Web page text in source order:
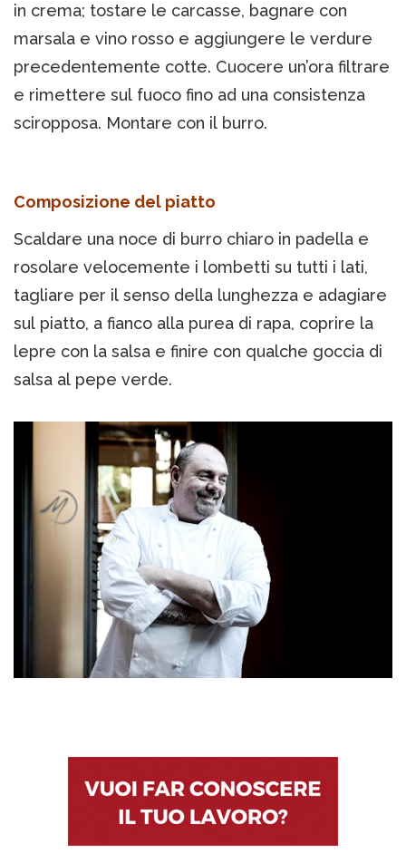
in crema; tostare le carcasse, bagnare con
marsala e vino rosso e aggiungere le verdure
precedentemente cotte. Cuocere un’ora filtrare
e rimettere sul fuoco fino ad una consistenza
sciropposa. Montare con il burro.
Composizione del piatto
Scaldare una noce di burro chiaro in padella e
rosolare velocemente i lombetti su tutti i lati,
tagliare per il senso della lunghezza e adagiare
sul piatto, a fianco alla purea di rapa, coprire la
lepre con la salsa e finire con qualche goccia di
salsa al pepe verde.